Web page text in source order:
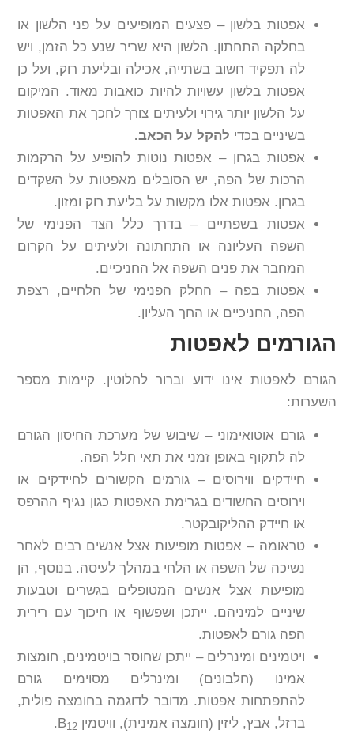
אפטות בלשון – פצעים המופיעים על פני הלשון או
בחלקה התחתון. הלשון היא שריר שנע כל הזמן, ויש
לה תפקיד חשוב בשתייה, אכילה ובליעת רוק, ועל כן
אפטות בלשון עשויות להיות כואבות מאוד. המיקום
על הלשון יותר גירוי ולעיתים צורך לחכך את האפטות
בשיניים בכדי להקל על הכאב.
אפטות בגרון – אפטות נוטות להופיע על הרקמות
הרכות של הפה, יש הסובלים מאפטות על השקדים
בגרון. אפטות אלו מקשות על בליעת רוק ומזון.
אפטות בשפתיים – בדרך כלל הצד הפנימי של
השפה העליונה או התחתונה ולעיתים על הקרום
המחבר את פנים השפה אל החניכיים.
אפטות בפה – החלק הפנימי של הלחיים, רצפת
הפה, החניכיים או החך העליון.
הגורמים לאפטות
הגורם לאפטות אינו ידוע וברור לחלוטין. קיימות מספר
השערות:
גורם אוטואימוני – שיבוש של מערכת החיסון הגורם
לה לתקוף באופן זמני את תאי חלל הפה.
חיידקים ווירוסים – גורמים הקשורים לחיידקים או
וירוסים החשודים בגרימת האפטות כגון נגיף ההרפס
או חיידק ההליקובקטר.
טראומה – אפטות מופיעות אצל אנשים רבים לאחר
נשיכה של השפה או הלחי במהלך לעיסה. בנוסף, הן
מופיעות אצל אנשים המטופלים בגשרים וטבעות
שיניים למיניהם. ייתכן ושפשוף או חיכוך עם רירית
הפה גורם לאפטות.
ויטמינים ומינרלים – ייתכן שחוסר בויטמינים, חומצות
אמינו (חלבונים) ומינרלים מסוימים גורם
להתפתחות אפטות. מדובר לדוגמה בחומצה פולית,
ברזל, אבץ, ליזין (חומצה אמינית), וויטמין B12
.